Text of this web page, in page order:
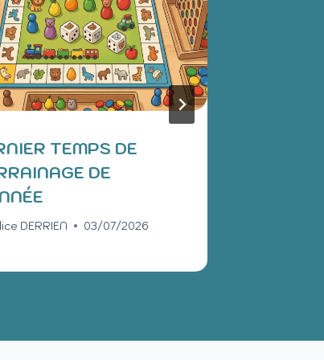
TEMPS DE
DE
DERRIEN 03/07/2026